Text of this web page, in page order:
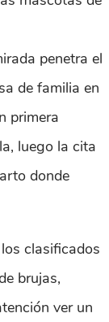
penetra el
de familia en
primera
luego la cita
donde
clasificados
brujas,
ver un